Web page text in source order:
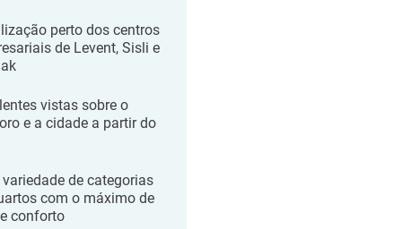
perto dos centros
de Levent, Sisli e
vistas sobre o
e a cidade a partir do
variedade de categorias
com o máximo de
conforto